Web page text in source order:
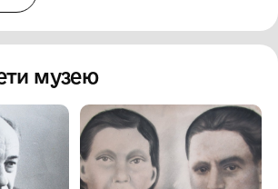
музею